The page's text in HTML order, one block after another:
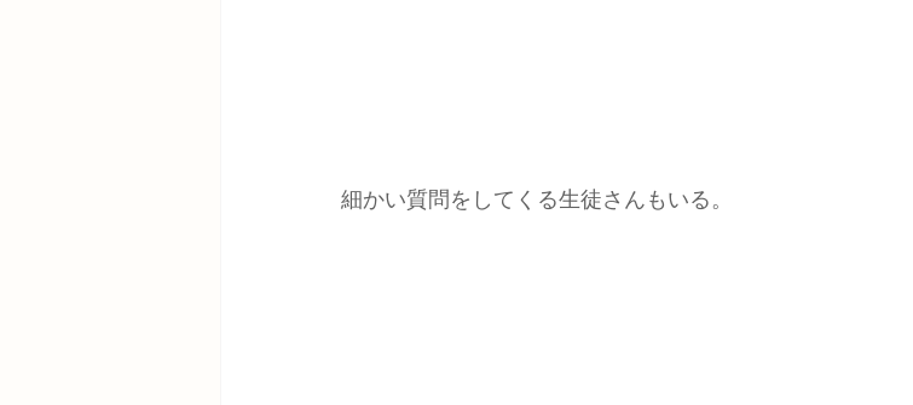
細かい質問をしてくる生徒さんもいる。